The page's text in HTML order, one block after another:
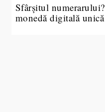
Sfârșitul
monedă digitală